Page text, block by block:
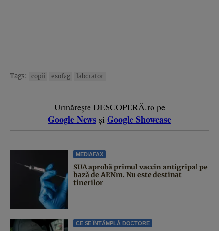
Tags: copii esofag laborator
Urmărește DESCOPERĂ.ro pe
Google News și Google Showcase
MEDIAFAX
SUA aprobă primul vaccin antigripal pe
bază de ARNm. Nu este destinat
tinerilor
CE SE ÎNTÂMPLĂ DOCTORE